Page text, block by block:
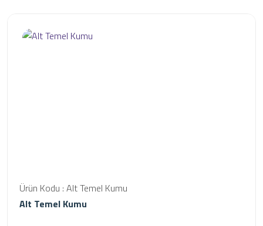
Ürün Kodu : Alt Temel Kumu
Alt Temel Kumu